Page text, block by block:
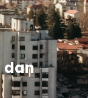
dan